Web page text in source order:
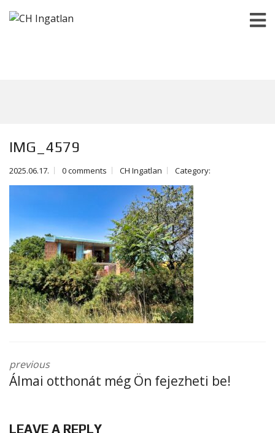
IMG_4579
2025.06.17. 0 comments CH Ingatlan Category:
previous
Álmai otthonát még Ön fejezheti be!
LEAVE A REPLY